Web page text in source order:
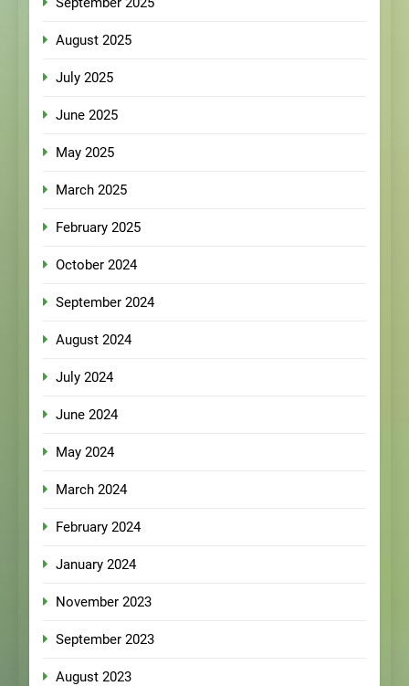
August 2025
July 2025
June 2025
May 2025
March 2025
February 2025
October 2024
September 2024
August 2024
July 2024
June 2024
May 2024
March 2024
February 2024
January 2024
November 2023
September 2023
August 2023